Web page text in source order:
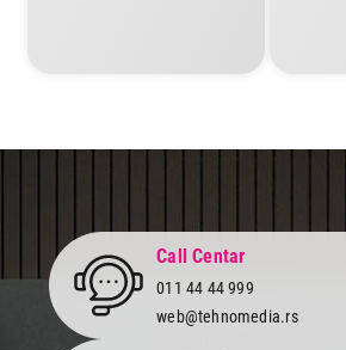
Call Centar
011 44 44 999
web@tehnomedia.rs